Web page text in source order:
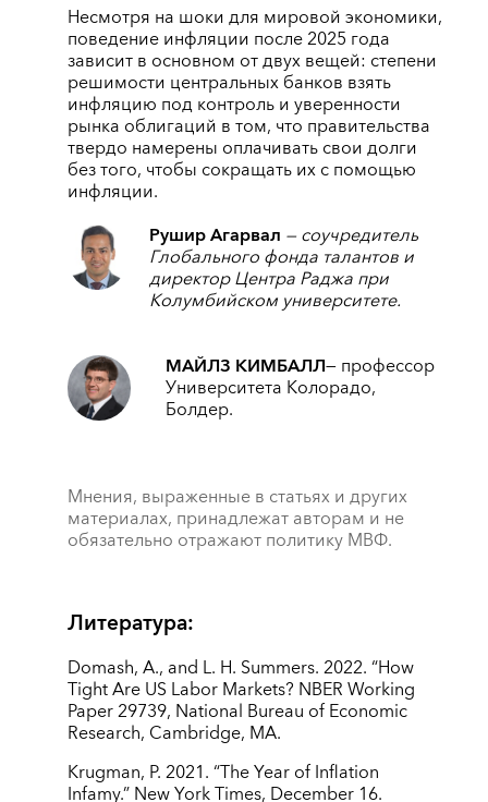
Несмотря на шоки для мировой экономики,
поведение инфляции после 2025 года
зависит в основном от двух вещей: степени
решимости центральных банков взять
инфляцию под контроль и уверенности
рынка облигаций в том, что правительства
твердо намерены оплачивать свои долги
без того, чтобы сокращать их с помощью
инфляции.
Рушир Агарвал — соучредитель
Глобального фонда талантов и
директор Центра Раджа при
Колумбийском университете.
МАЙЛЗ КИМБАЛЛ— профессор
Университета Колорадо,
Болдер.
Мнения, выраженные в статьях и других
материалах, принадлежат авторам и не
обязательно отражают политику МВФ.
Литература:
Domash, A., and L. H. Summers. 2022. “How
Tight Are US Labor Markets? NBER Working
Paper 29739, National Bureau of Economic
Research, Cambridge, MA.
Krugman, P. 2021. “The Year of Inflation
Infamy.” New York Times, December 16.